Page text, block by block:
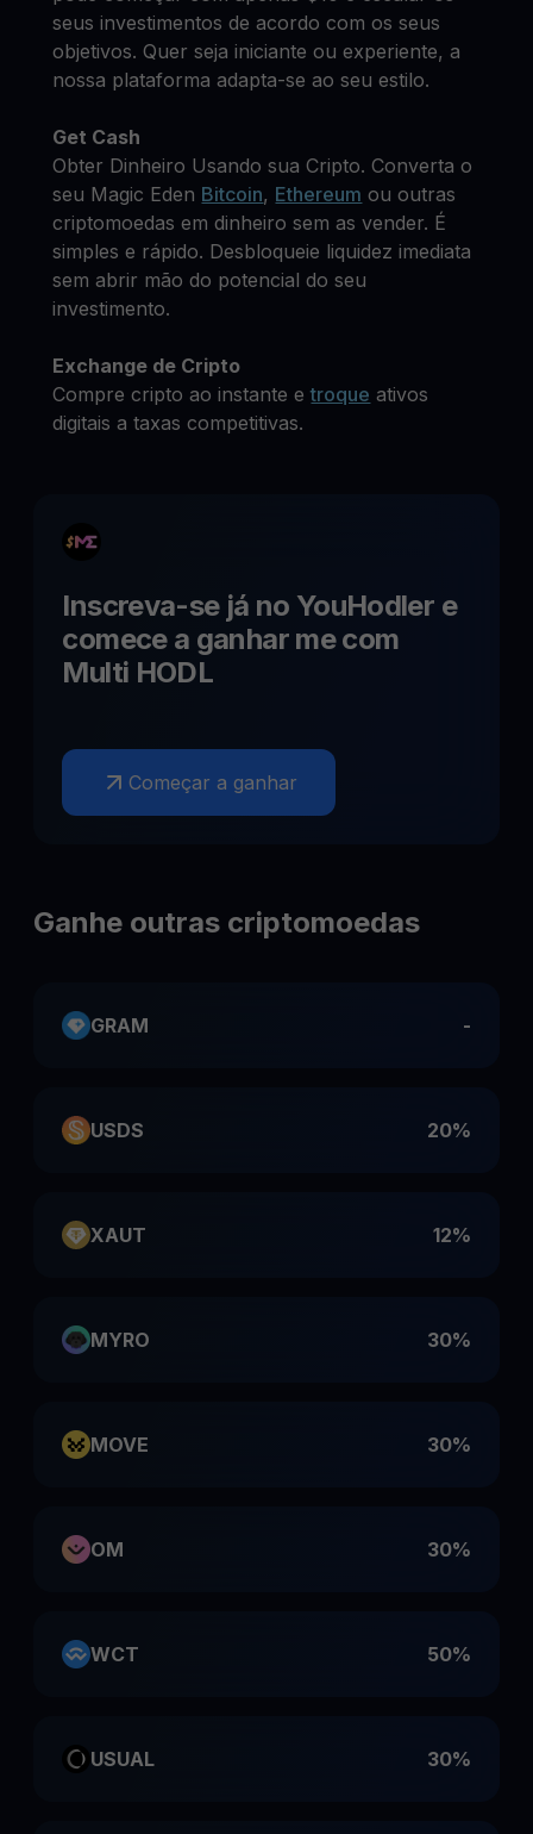
seus investimentos de acordo com os seus
objetivos. Quer seja iniciante ou experiente, a
nossa plataforma adapta-se ao seu estilo.
Get Cash
Obter Dinheiro Usando sua Cripto. Converta o
seu Magic Eden Bitcoin, Ethereum ou outras
criptomoedas em dinheiro sem as vender. É
simples e rápido. Desbloqueie liquidez imediata
sem abrir mão do potencial do seu
investimento.
Exchange de Cripto
Compre cripto ao instante etroque ativos
digitais a taxas competitivas.
Inscreva-se já no YouHodler e
comece a ganhar me com
Multi HODL
Começar a ganhar
Ganhe outras criptomoedas
GRAM -
USDS 20%
XAUT 12%
MYRO 30%
MOVE 30%
OM 30%
WCT 50%
USUAL 30%